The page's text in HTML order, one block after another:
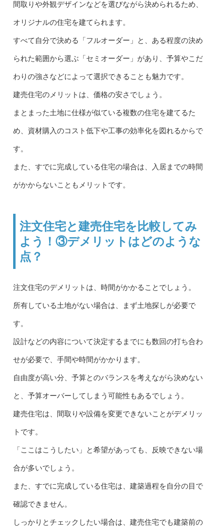
間取りや外観デザインなどを選びながら決められるため、
オリジナルの住宅を建てられます。
すべて自分で決める「フルオーダー」と、ある程度の決め
られた範囲から選ぶ「セミオーダー」があり、予算やこだ
わりの強さなどによって選択できることも魅力です。
建売住宅のメリットは、価格の安さでしょう。
まとまった土地に仕様が似ている複数の住宅を建てるた
め、資材購入のコスト低下や工事の効率化を図れるからで
す。
また、すでに完成している住宅の場合は、入居までの時間
がかからないこともメリットです。
注文住宅と建売住宅を比較してみ
よう！③デメリットはどのような
点？
注文住宅のデメリットは、時間がかかることでしょう。
所有している土地がない場合は、まず土地探しが必要で
す。
設計などの内容について決定するまでにも数回の打ち合わ
せが必要で、手間や時間がかかります。
自由度が高い分、予算とのバランスを考えながら決めない
と、予算オーバーしてしまう可能性もあるでしょう。
建売住宅は、間取りや設備を変更できないことがデメリッ
トです。
「ここはこうしたい」と希望があっても、反映できない場
合が多いでしょう。
また、すでに完成している住宅は、建築過程を自分の目で
確認できません。
しっかりとチェックしたい場合は、建売住宅でも建築前の